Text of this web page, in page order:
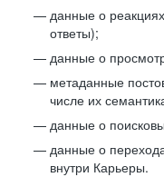
данные о
ответы);
данные о
метаданные
числе их
данные о
данные о
внутри Карьеры.